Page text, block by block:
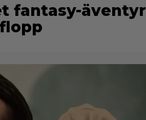
fantasy-äventyr